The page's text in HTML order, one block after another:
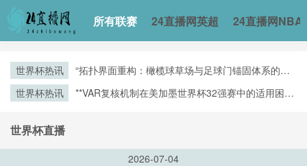
所有联赛 24直播网英超 24直播网NBA
世界杯热讯
“拓扑界面重构：橄榄球草场与足球门锚固体系的空
世界杯热讯
**VAR复核机制在美加墨世界杯32强赛中的适用困境
世界杯直播
2026-07-04